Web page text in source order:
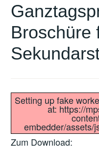
Broschüre
Setting up fake
at: https://
embedder/assets/
Zum Download: